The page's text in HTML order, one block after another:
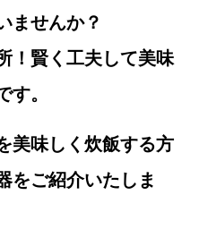
ませんか？
！賢く工夫して美味
。
美味しく炊飯する方
をご紹介いたしま